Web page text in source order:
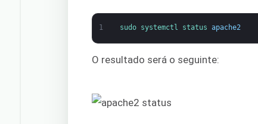
1 sudo systemctl status apache2
O resultado será o seguinte: